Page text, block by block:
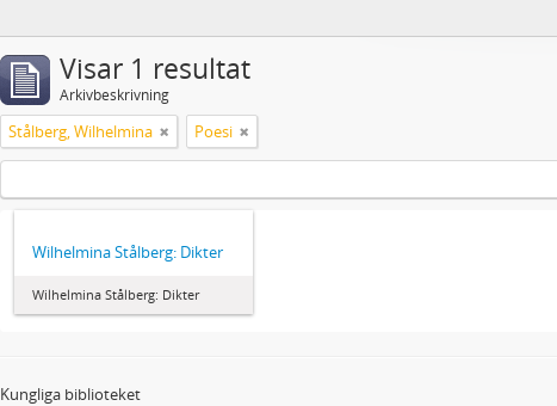
Visar 1 resultat
Arkivbeskrivning
Stålberg, Wilhelmina Poesi
Wilhelmina Stålberg: Dikter
Wilhelmina Stålberg: Dikter
Kungliga biblioteket